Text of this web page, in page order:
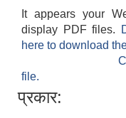
It appears your
display PDF files.
here to download
file.
प्रकार: